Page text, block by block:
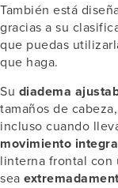
También está
gracias a su
que puedas
que haga.
Su diadema
tamaños de
incluso cuando
movimiento
linterna frontal con
sea